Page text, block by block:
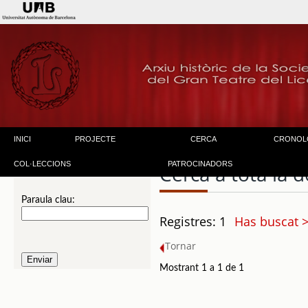
INICI PROJECTE CERCA
COL·LECCIONS PATROCINADORS
Paraula clau:
Cerca a tota la
Registres: 1 Has buscat
Tornar
Mostrant 1 a 1 de 1